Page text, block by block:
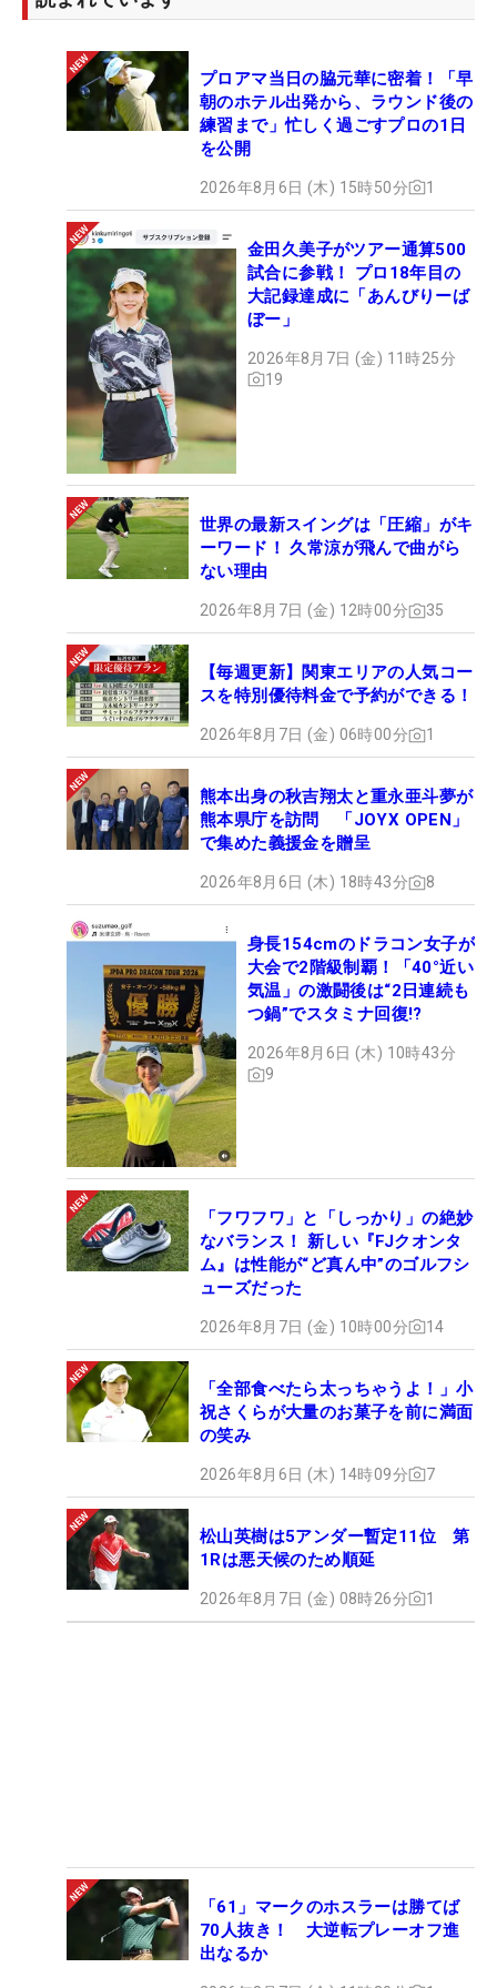
プロアマ当日の脇元華に密着！「早
朝のホテル出発から、ラウンド後の
練習まで」忙しく過ごすプロの1日
を公開
2026年8月6日 (木) 15時50分 1
金田久美子がツアー通算500
試合に参戦！ プロ18年目の
大記録達成に「あんびりーば
ぼー」
2026年8月7日 (金) 11時25分
19
世界の最新スイングは「圧縮」がキ
ーワード！ 久常涼が飛んで曲がら
ない理由
2026年8月7日 (金) 12時00分 35
【毎週更新】関東エリアの人気コー
スを特別優待料金で予約ができる！
2026年8月7日 (金) 06時00分 1
熊本出身の秋吉翔太と重永亜斗夢が
熊本県庁を訪問 「JOYX OPEN」
で集めた義援金を贈呈
2026年8月6日 (木) 18時43分 8
身長154cmのドラコン女子が
大会で2階級制覇！「40°近い
気温」の激闘後は“2日連続も
つ鍋”でスタミナ回復!?
2026年8月6日 (木) 10時43分
9
「フワフワ」と「しっかり」の絶妙
なバランス！ 新しい『FJクオンタ
ム』は性能が“ど真ん中”のゴルフシ
ューズだった
2026年8月7日 (金) 10時00分 14
「全部食べたら太っちゃうよ！」小
祝さくらが大量のお菓子を前に満面
の笑み
2026年8月6日 (木) 14時09分 7
松山英樹は5アンダー暫定11位 第
1Rは悪天候のため順延
2026年8月7日 (金) 08時26分 1
「61」マークのホスラーは勝てば
70人抜き！ 大逆転プレーオフ進
出なるか